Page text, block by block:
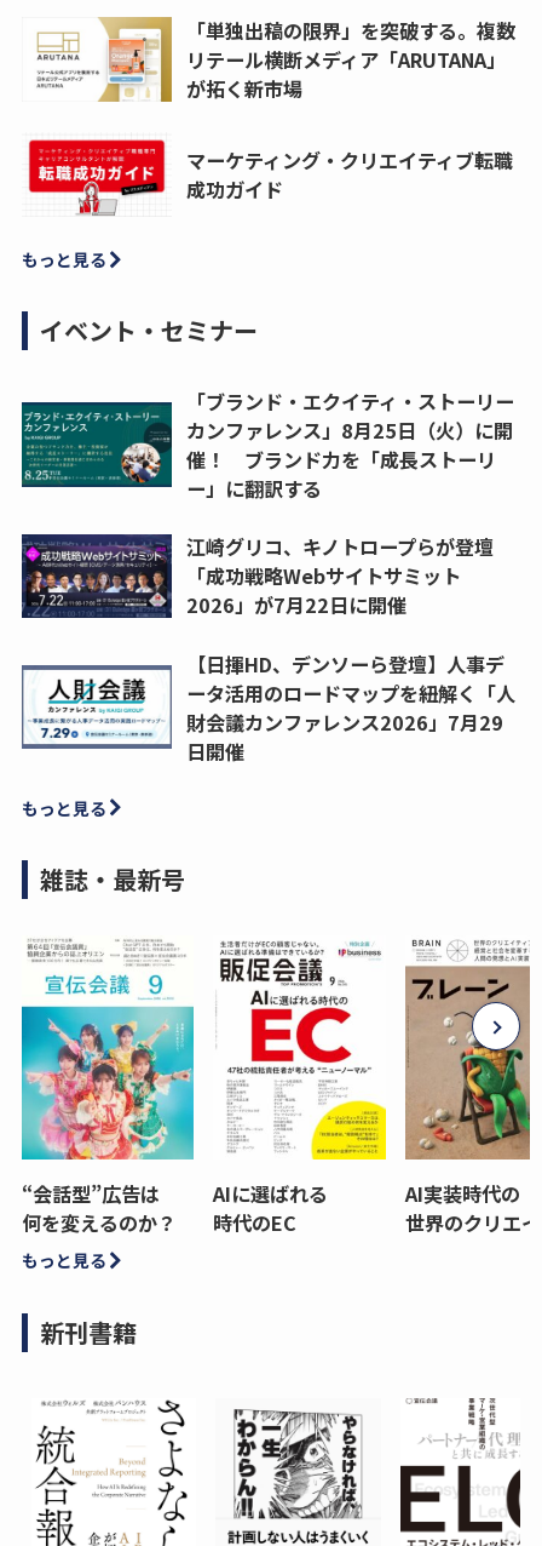
「単独出稿の限界」を突破する。複数
リテール横断メディア「ARUTANA」
が拓く新市場
マーケティング・クリエイティブ転職
成功ガイド
もっと見る
イベント・セミナー
「ブランド・エクイティ・ストーリー
カンファレンス」8月25日（火）に開
催！ ブランド力を「成長ストーリ
ー」に翻訳する
江崎グリコ、キノトロープらが登壇
「成功戦略Webサイトサミット
2026」が7月22日に開催
【日揮HD、デンソーら登壇】人事デ
ータ活用のロードマップを紐解く「人
財会議カンファレンス2026」7月29
日開催
もっと見る
雑誌・最新号
“会話型”広告は
何を変えるのか？
AIに選ばれる
時代のEC
AI実装時代の
世界のクリエ
もっと見る
新刊書籍